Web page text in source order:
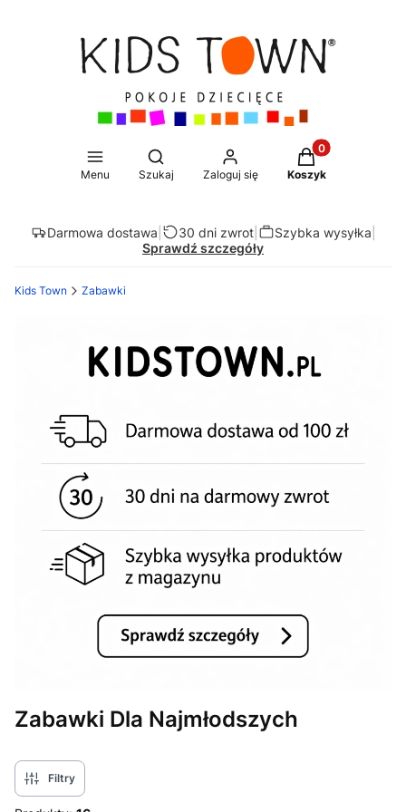
Menu
Otwórz wyszukiwarkę
Szukaj Zaloguj się
Produkty w
Koszyk
Darmowa dostawa 30 dni zwrot| Szybka wysyłka
Sprawdź szczegóły
Kids Town Zabawki
Zabawki Dla Najmłodszych
Filtry